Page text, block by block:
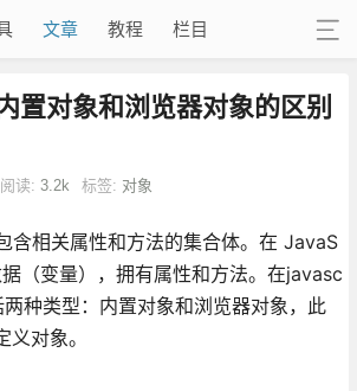
文章 教程 栏目
对象和浏览器对象的区别
阅读: 3.2k 标签: 对象
含相关属性和方法的集合体。在 JavaS
（变量），拥有属性和方法。在javasc
种类型：内置对象和浏览器对象，此
对象。